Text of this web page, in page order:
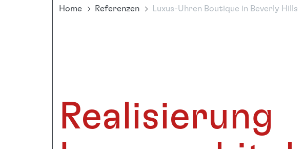
Home Referenzen Luxus-Uhren Boutique in Beverly Hills
Realisierung